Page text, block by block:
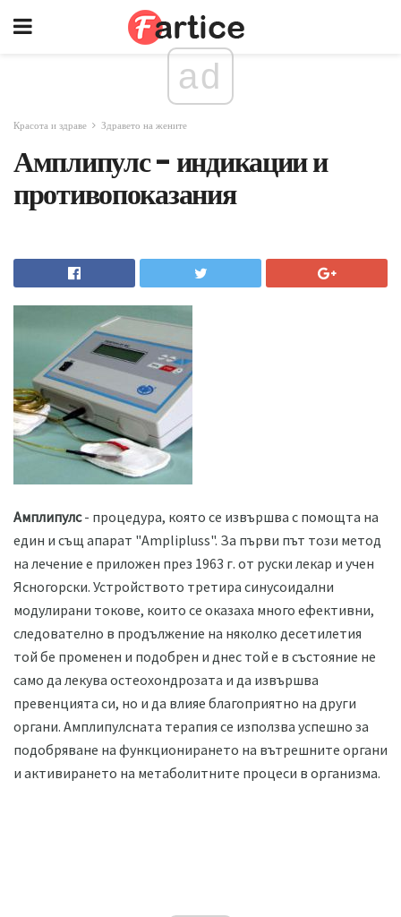
ad
Красота и здраве Здравето на жените
Амплипулс - индикации и
противопоказания
Амплипулс- процедура, която се извършва с помощта на
един и същ апарат "Amplipluss". За първи път този метод
на лечение е приложен през 1963 г. от руски лекар и учен
Ясногорски. Устройството третира синусоидални
модулирани токове, които се оказаха много ефективни,
следователно в продължение на няколко десетилетия
той бе променен и подобрен и днес той е в състояние не
само да лекува остеохондрозата и да извършва
превенцията си, но и да влияе благоприятно на други
органи. Амплипулсната терапия се използва успешно за
подобряване на функционирането на вътрешните органи
и активирането на метаболитните процеси в организма.